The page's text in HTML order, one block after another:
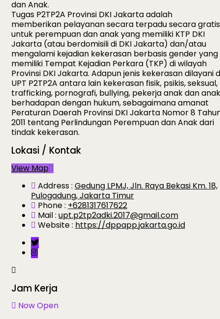
dan Anak.
Tugas P2TP2A Provinsi DKI Jakarta adalah
memberikan pelayanan secara terpadu secara gratis
untuk perempuan dan anak yang memiliki KTP DKI
Jakarta (atau berdomisili di DKI Jakarta) dan/atau
mengalami kejadian kekerasan berbasis gender yang
memiliki Tempat Kejadian Perkara (TKP) di wilayah
Provinsi DKI Jakarta. Adapun jenis kekerasan dilayani
UPT P2TP2A antara lain kekerasan fisik, psikis, seksual,
trafficking, pornografi, bullying, pekerja anak dan anak
berhadapan dengan hukum, sebagaimana amanat
Peraturan Daerah Provinsi DKI Jakarta Nomor 8
2011 tentang Perlindungan Perempuan dan Anak dari
tindak kekerasan.
Lokasi / Kontak
View Map
Address : Gedung LPMJ, Jln. Raya Bekasi Km. 18,
Pulogadung, Jakarta Timur
Phone : +6281317617622
Mail : upt.p2tp2adki.2017@gmail.com
Website : https://dppapp.jakarta.go.id
Jam Kerja
Now Open